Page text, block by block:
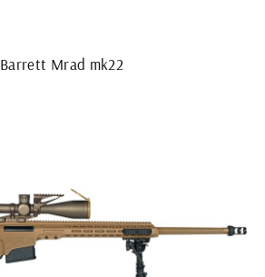
Barrett Mrad mk22